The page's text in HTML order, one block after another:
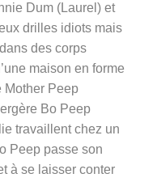
Dum (Laurel) et
drilles idiots mais
des corps
maison en forme
Mother Peep
Bo Peep
travaillent chez un
Peep passe son
à se laisser conter